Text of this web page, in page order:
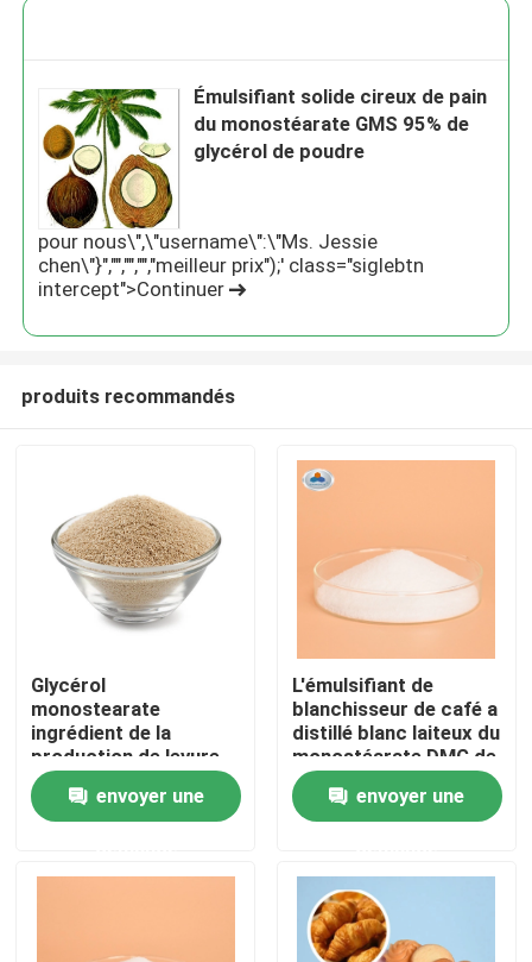
Maison
Produits
Émulsifiant solide cireux de pain
du monostéarate GMS 95% de
glycérol de poudre
pour nous\",\"username\":\"Ms. Jessie
chen\"}","","","","meilleur prix");' class="siglebtn
intercept">Continuer
produits recommandés
Glycérol
monostearate
ingrédient de la
production de levure
sèche pour produits
de boulangerie
envoyer une
L'émulsifiant de
blanchisseur de café a
distillé blanc laiteux du
monostéarate DMG de
glycérol
envoyer une